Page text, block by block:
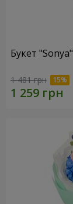
Букет "Sonya"
1 481 грн